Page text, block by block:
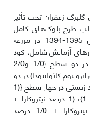
زعفران تحت تأثیر
طرح بلوک‌های کامل
تصادفی در سه تکرار در سال زراعی 1395-1394 در مزرعه
آزمایش شامل، کود
ازتوبارور-1 (حاوی ازتوباکتر وینلندی) در دو سطح (1/0 و2/0
کائولینودا) در دو
سطح (1 و 2 درصد)، ترکیب هر دو کود زیستی در چهار سطح {(1
درصد نیتروکارا + 1/0 درصد ازتوبارور-1)، (1 درصد نیتروکارا +
2/0 درصد ازتوبارور-1)، (2 درصد نیتروکارا + 1/0 درصد